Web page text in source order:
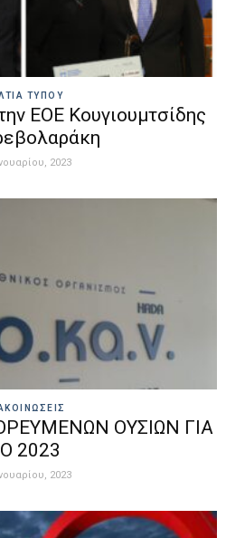
ΤΥΠΟΥ
ΕΟΕ Κουγιουμτσίδης
2023
ΟΥΣΙΩΝ ΓΙΑ
2023
2023